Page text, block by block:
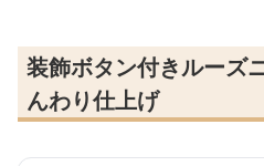
装飾ボタン付きルーズ
んわり仕上げ